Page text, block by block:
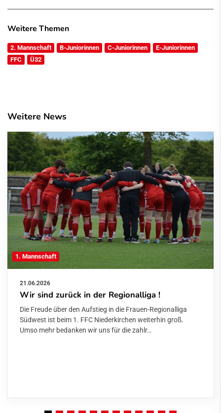
Weitere Themen
2. Mannschaft B-Juniorinnen C-Juniorinnen
E-Juniorinnen
FFC
Ü32
Weitere News
1. Mannschaft
21.06.2026
Wir sind zurück in der Regionalliga !
Die Freude über den Aufstieg in die Frauen-Regionalliga
Südwest ist beim 1. FFC Niederkirchen weiterhin groß.
Umso mehr bedanken wir uns für die zahlr…